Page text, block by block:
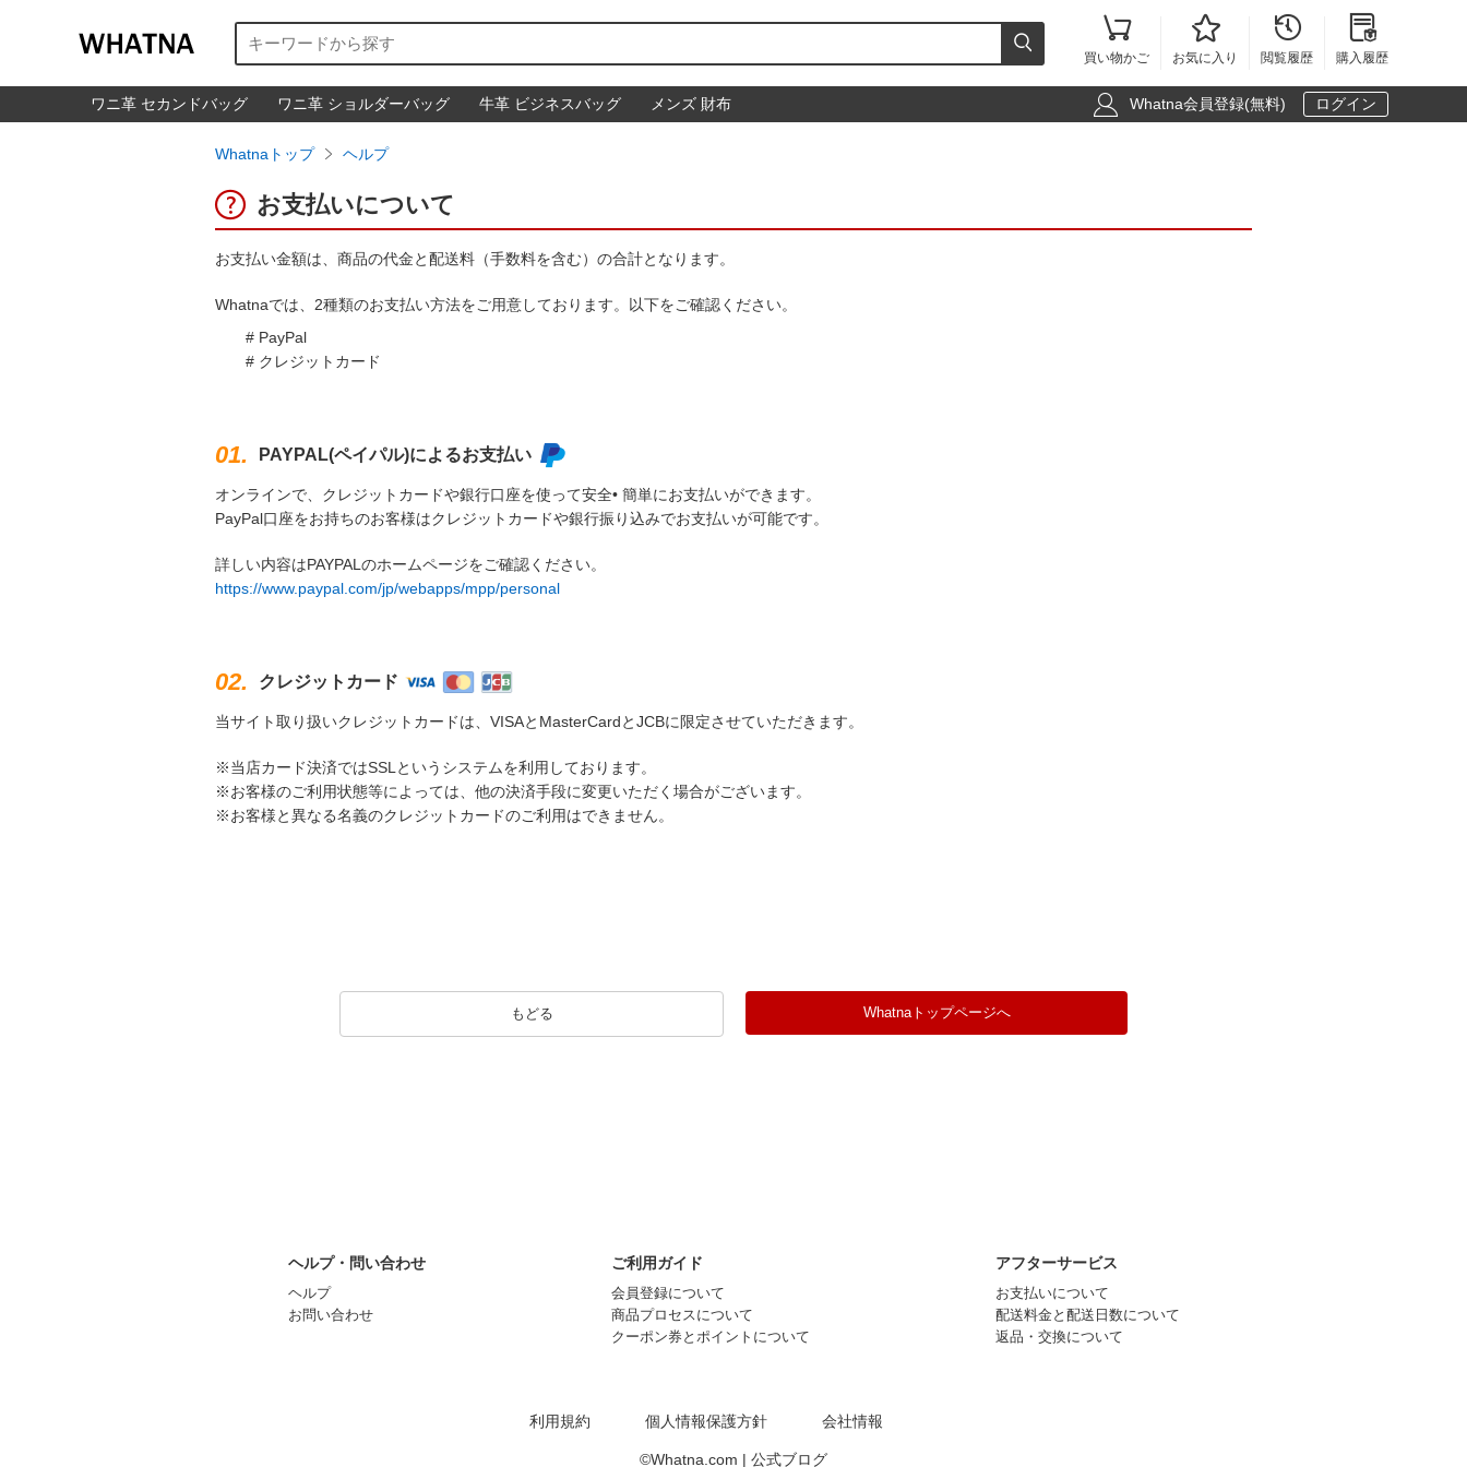


買い物かご

お気に入り

閲覧履歴

購入履歴
ワニ革 セカンドバッグ ワニ革 ショルダーバッグ 牛革 ビジネスバッグ メンズ 財布  Whatna会員登録(無料) ログイン
Whatnaトップ  ヘルプ
 お支払いについて
お支払い金額は、商品の代金と配送料（手数料を含む）の合計となります。
Whatnaでは、2種類のお支払い方法をご用意しております。以下をご確認ください。
# PayPal
# クレジットカード
01. PAYPAL(ペイパル)によるお支払い
オンラインで、クレジットカードや銀行口座を使って安全• 簡単にお支払いができます。
PayPal口座をお持ちのお客様はクレジットカードや銀行振り込みでお支払いが可能です。
詳しい内容はPAYPALのホームページをご確認ください。
https://www.paypal.com/jp/webapps/mpp/personal
02. クレジットカード
当サイト取り扱いクレジットカードは、VISAとMasterCardとJCBに限定させていただきます。
※当店カード決済ではSSLというシステムを利用しております。
※お客様のご利用状態等によっては、他の決済手段に変更いただく場合がございます。
※お客様と異なる名義のクレジットカードのご利用はできません。
もどる Whatnaトップページへ
ヘルプ・問い合わせ
ヘルプ
お問い合わせ
ご利用ガイド
会員登録について
商品プロセスについて
クーポン券とポイントについて
アフターサービス
お支払いについて
配送料金と配送日数について
返品・交換について
利用規約 個人情報保護方針 会社情報
©Whatna.com | 公式ブログ